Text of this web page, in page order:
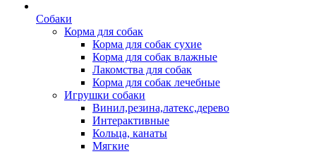
Собаки
Корма для собак
Корма для собак сухие
Корма для собак влажные
Лакомства для собак
Корма для собак лечебные
Игрушки собаки
Винил,резина,латекс,дерево
Интерактивные
Кольца, канаты
Мягкие